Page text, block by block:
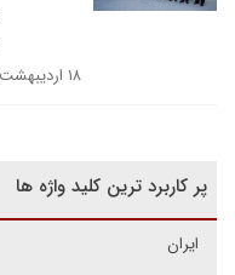
۱۸ اردیبهشت ۱۴۰۰
پر کاربرد ترین کلید واژه ها
ایران